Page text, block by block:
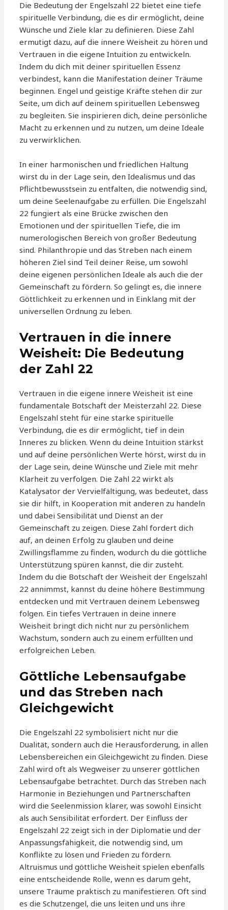
Die Bedeutung der Engelszahl 22 bietet eine tiefe
spirituelle Verbindung, die es dir ermöglicht, deine
Wünsche und Ziele klar zu definieren. Diese Zahl
ermutigt dazu, auf die innere Weisheit zu hören und
Vertrauen in die eigene Intuition zu entwickeln.
Indem du dich mit deiner spirituellen Essenz
verbindest, kann die Manifestation deiner Träume
beginnen. Engel und geistige Kräfte stehen dir zur
Seite, um dich auf deinem spirituellen Lebensweg
zu begleiten. Sie inspirieren dich, deine persönliche
Macht zu erkennen und zu nutzen, um deine Ideale
zu verwirklichen.
In einer harmonischen und friedlichen Haltung
wirst du in der Lage sein, den Idealismus und das
Pflichtbewusstsein zu entfalten, die notwendig sind,
um deine Seelenaufgabe zu erfüllen. Die Engelszahl
22 fungiert als eine Brücke zwischen den
Emotionen und der spirituellen Tiefe, die im
numerologischen Bereich von großer Bedeutung
sind. Philanthropie und das Streben nach einem
höheren Ziel sind Teil deiner Reise, um sowohl
deine eigenen persönlichen Ideale als auch die der
Gemeinschaft zu fördern. So gelingt es, die innere
Göttlichkeit zu erkennen und in Einklang mit der
universellen Ordnung zu leben.
Vertrauen in die innere
Weisheit: Die Bedeutung
der Zahl 22
Vertrauen in die eigene innere Weisheit ist eine
fundamentale Botschaft der Meisterzahl 22. Diese
Engelszahl steht für eine starke spirituelle
Verbindung, die es dir ermöglicht, tief in dein
Inneres zu blicken. Wenn du deine Intuition stärkst
und auf deine persönlichen Werte hörst, wirst du in
der Lage sein, deine Wünsche und Ziele mit mehr
Klarheit zu verfolgen. Die Zahl 22 wirkt als
Katalysator der Vervielfältigung, was bedeutet, dass
sie dir hilft, in Kooperation mit anderen zu handeln
und dabei Sensibilität und Dienst an der
Gemeinschaft zu zeigen. Diese Zahl fordert dich
auf, an deinen Erfolg zu glauben und deine
Zwillingsflamme zu finden, wodurch du die göttliche
Unterstützung spüren kannst, die dir zusteht.
Indem du die Botschaft der Weisheit der Engelszahl
22 annimmst, kannst du deine höhere Bestimmung
entdecken und mit Vertrauen deinem Lebensweg
folgen. Ein tiefes Vertrauen in deine innere
Weisheit bringt dich nicht nur zu persönlichem
Wachstum, sondern auch zu einem erfüllten und
erfolgreichen Leben.
Göttliche Lebensaufgabe
und das Streben nach
Gleichgewicht
Die Engelszahl 22 symbolisiert nicht nur die
Dualität, sondern auch die Herausforderung, in allen
Lebensbereichen ein Gleichgewicht zu finden. Diese
Zahl wird oft als Wegweiser zu unserer göttlichen
Lebensaufgabe betrachtet. Durch das Streben nach
Harmonie in Beziehungen und Partnerschaften
wird die Seelenmission klarer, was sowohl Einsicht
als auch Sensibilität erfordert. Der Einfluss der
Engelszahl 22 zeigt sich in der Diplomatie und der
Anpassungsfähigkeit, die notwendig sind, um
Konflikte zu lösen und Frieden zu fördern.
Altruismus und göttliche Weisheit spielen ebenfalls
eine entscheidende Rolle, wenn es darum geht,
unsere Träume praktisch zu manifestieren. Oft sind
es die Schutzengel, die uns leiten und uns ihre